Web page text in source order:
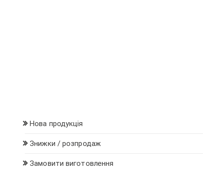
Нова продукція
Знижки / розпродаж
Замовити виготовлення